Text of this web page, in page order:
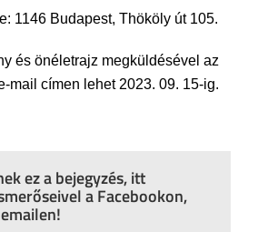
1146 Budapest, Thököly út 105.
és önéletrajz megküldésével az
mail címen lehet 2023. 09. 15-ig.
ez a bejegyzés, itt
a Facebookon,